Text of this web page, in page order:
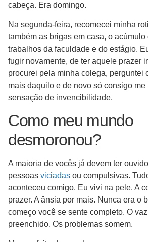
cabeça. Era domingo.
Na segunda-feira, recomecei minha
também as brigas em casa, o acúmulo
trabalhos da faculdade e do estágio.
fugir novamente, de ter aquele prazer
procurei pela minha colega, perguntei
mais daquilo e de novo só consigo me
sensação de invencibilidade.
Como meu mundo
desmoronou?
A maioria de vocês já devem ter
pessoas viciadas ou compulsivas.
aconteceu comigo. Eu vivi na pele. A
prazer. A ânsia por mais. Nunca era o
começo você se sente completo. O
preenchido. Os problemas somem.